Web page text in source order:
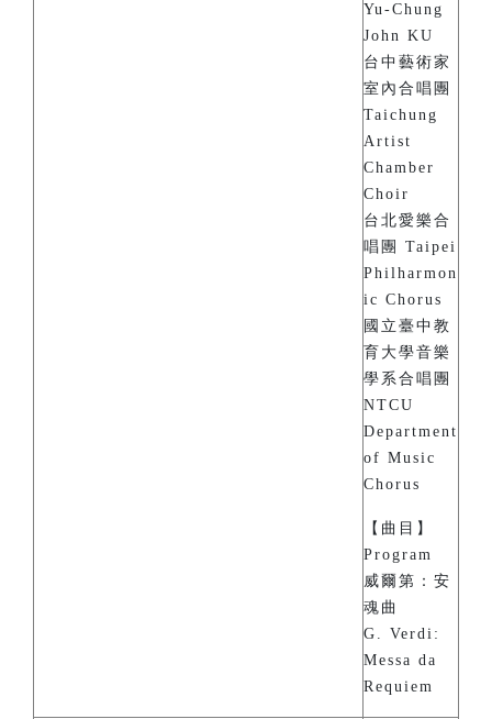
Yu-Chung
John KU
台中藝術家
室內合唱團
Taichung
Artist
Chamber
Choir
台北愛樂合
唱團 Taipei
Philharmon
ic Chorus
國立臺中教
育大學音樂
學系合唱團
NTCU
Department
of Music
Chorus
【曲目】
Program
威爾第：安
魂曲
G. Verdi:
Messa da
Requiem